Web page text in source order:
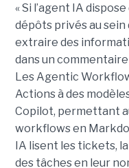
« Si l’agent IA
dépôts privés au
extraire des
dans un
Les Agentic
Actions à des
Copilot, permettant
workflows en
IA lisent les tickets,
des tâches en leur